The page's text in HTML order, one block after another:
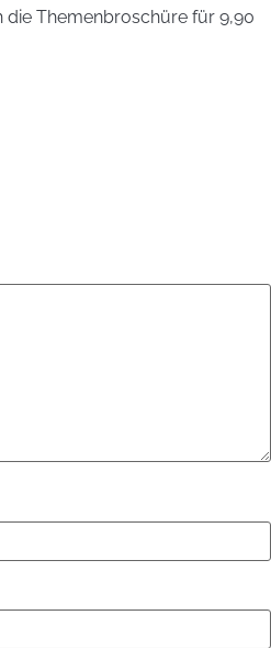
die Themenbroschüre für 9,90